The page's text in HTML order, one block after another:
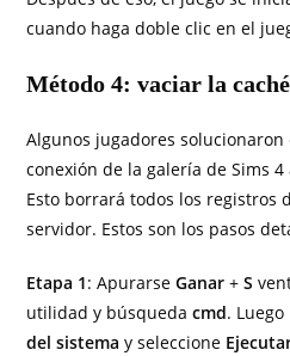
cuando haga doble clic en el
Método 4: vaciar la
Algunos jugadores
conexión de la galería de Sims
Esto borrará todos los registros
servidor. Estos son los pasos
Etapa 1: ApurarseGanar +S
utilidad y búsquedacmd.
del sistema y seleccione